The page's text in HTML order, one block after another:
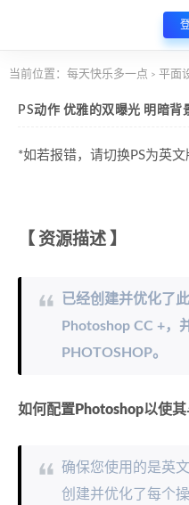
当前位置： 每天快乐多一点 > 平面
PS动作 优雅的双曝光 明暗
*如若报错，请切换PS为英文
【 资源描述 】
已经创建并优化了
Photoshop CC +，
PHOTOSHOP。
如何配置Photoshop以使其
确保您使用的是英
创建并优化了每个